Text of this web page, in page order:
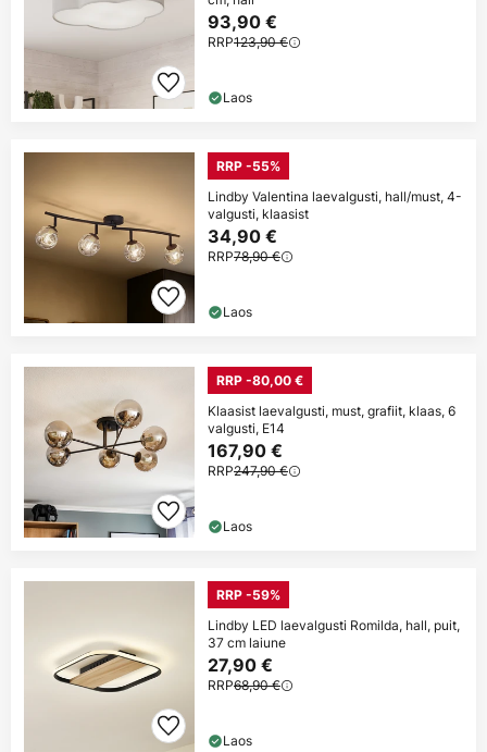
93,90 €
RRP123,90 €
Laos
RRP -55%
Lindby Valentina laevalgusti, hall/must, 4-
valgusti, klaasist
34,90 €
RRP78,90 €
Laos
RRP -80,00 €
Klaasist laevalgusti, must, grafiit, klaas, 6
valgusti, E14
167,90 €
RRP247,90 €
Laos
RRP -59%
Lindby LED laevalgusti Romilda, hall, puit,
37 cm laiune
27,90 €
RRP68,90 €
Laos